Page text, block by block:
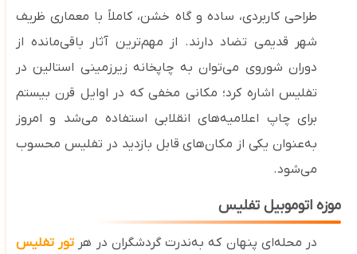
طراحی کاربردی، ساده و گاه خشن، کاملاً با معماری ظریف
شهر قدیمی تضاد دارند. از مهم‌ترین آثار باقی‌مانده از
دوران شوروی می‌توان به چاپخانه زیرزمینی استالین در
تفلیس اشاره کرد؛ مکانی مخفی که در اوایل قرن بیستم
برای چاپ اعلامیه‌های انقلابی استفاده می‌شد و امروز
به‌عنوان یکی از مکان‌های قابل بازدید در تفلیس محسوب
می‌شود.
موزه اتوموبیل تفلیس
در محله‌ای پنهان که به‌ندرت گردشگران در هرتور تفلیس